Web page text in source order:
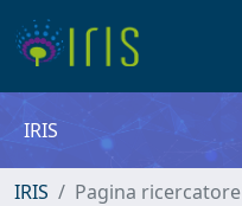
IRIS
IRIS Pagina ricercatore